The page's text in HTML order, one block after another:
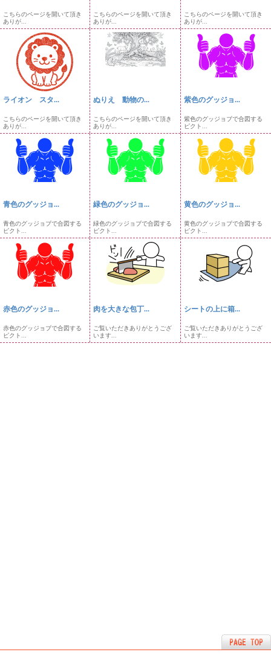
こちらのページを開いて頂き
ありが...
こちらのページを開いて頂き
ありが...
こちらのページを開いて頂き
ありが...
ライオン スタ...
こちらのページを開いて頂き
ありが...
ぬりえ 動物の...
こちらのページを開いて頂き
ありが...
紫色のグッジョ...
紫色のグッジョブで合図する
ピクト...
青色のグッジョ...
青色のグッジョブで合図する
ピクト...
緑色のグッジョ...
緑色のグッジョブで合図する
ピクト...
黄色のグッジョ...
黄色のグッジョブで合図する
ピクト...
赤色のグッジョ...
赤色のグッジョブで合図する
ピクト...
肉を大きな包丁...
ご覧いただきありがとうござ
います...
シートの上に箱...
ご覧いただきありがとうござ
います...